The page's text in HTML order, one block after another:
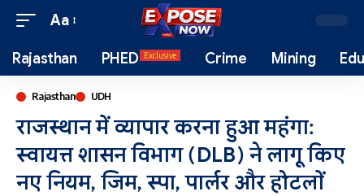
Aa
Rajasthan PHED Exclusive Crime Mining
Rajasthan UDH
राजस्थान में व्यापार करना हुआ महंगा:
स्वायत्त शासन विभाग (DLB) ने लागू किए
नए नियम, जिम, स्पा, पार्लर और होटलों